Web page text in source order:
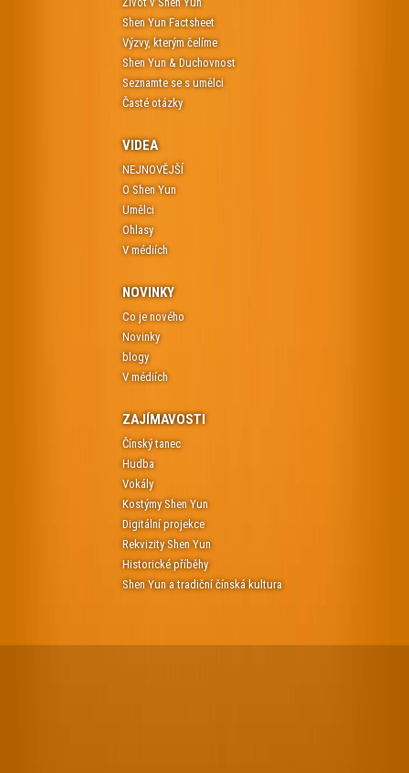
Shen Yun Factsheet
Výzvy, kterým čelíme
Shen Yun & Duchovnost
Seznamte se s umělci
Časté otázky
VIDEA
NEJNOVĚJŠÍ
O Shen Yun
Umělci
Ohlasy
V médiích
NOVINKY
Co je nového
Novinky
blogy
V médiích
ZAJÍMAVOSTI
Čínský tanec
Hudba
Vokály
Kostýmy Shen Yun
Digitální projekce
Rekvizity Shen Yun
Historické příběhy
Shen Yun a tradiční čínská kultura